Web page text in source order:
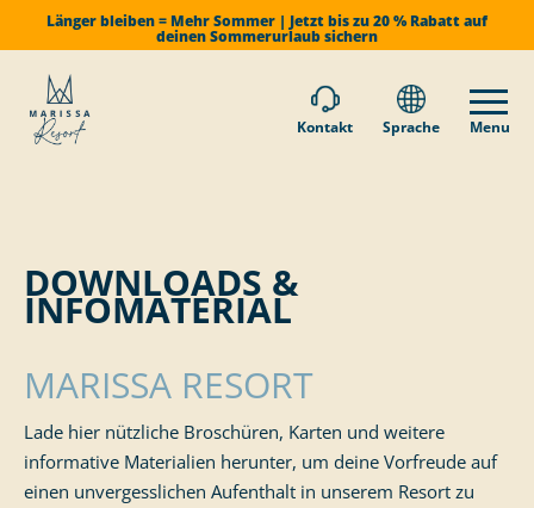
Länger bleiben = Mehr Sommer | Jetzt bis zu 20 % Rabatt auf
deinen Sommerurlaub sichern
Kontakt Sprache Menu
DOWNLOADS &
INFOMATERIAL
MARISSA RESORT
Lade hier nützliche Broschüren, Karten und weitere
informative Materialien herunter, um deine Vorfreude auf
einen unvergesslichen Aufenthalt in unserem Resort zu